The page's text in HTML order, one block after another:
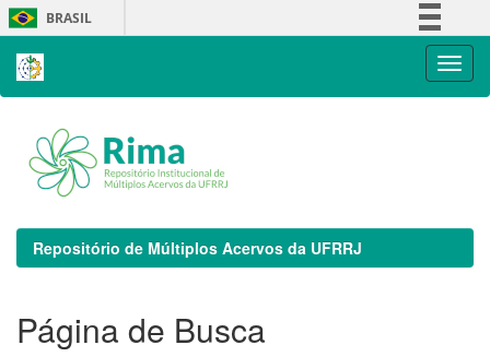
Skip
navigation
BRASIL
Repositório de Múltiplos Acervos da UFRRJ
Página de Busca